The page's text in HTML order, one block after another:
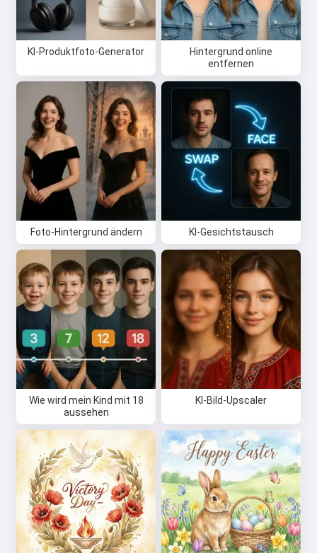
KI-Produktfoto-Generator
Hintergrund online
entfernen
Foto-Hintergrund ändern KI-Gesichtstausch
Wie wird mein Kind mit 18
aussehen
KI-Bild-Upscaler
Ich kann Lieder erstellen, Gedichte
schreiben und Glückwünsche 🥰
Probiere es kostenlos aus
Ich akzeptiere:Nutzungsbedingungen,
Datenschutzrichtlinie
Rückerstattungsrichtlinie